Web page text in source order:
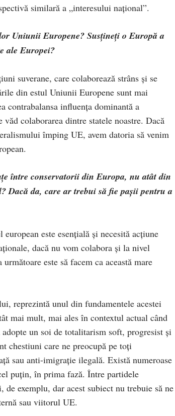
similară a „interesului național”.
Uniunii Europene? Susțineți o Europă a
ale Europei?
suverane, care colaborează strâns și se
din estul Uniunii Europene sunt mai
contrabalansa influența dominantă a
colaborarea dintre statele noastre. Dacă
împing UE, avem datoria să venim
între conservatorii din Europa, nu atât din
Dacă da, care ar trebui să fie pașii pentru a
este esențială și necesită acțiune
dacă nu vom colabora și la nivel
este să facem ca această mare
reprezintă unul din fundamentele acestei
mai mult, mai ales în contextul actual când
un soi de totalitarism soft, progresist și
chestiuni care ne preocupă pe toți
sau anti-imigrație ilegală. Există numeroase
puțin, în prima fază. Între partidele
exemplu, dar acest subiect nu trebuie să ne
sau viitorul UE.